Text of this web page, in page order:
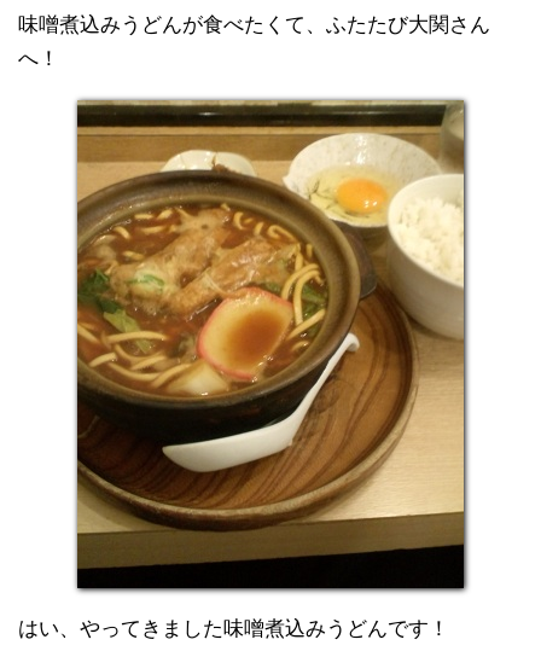
味噌煮込みうどんが食べたくて、ふたたび大関さん
へ！
はい、やってきました味噌煮込みうどんです！